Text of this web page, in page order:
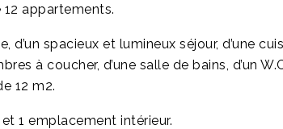
appartements.
d’un spacieux et lumineux séjour, d’une
à coucher, d’une salle de bains, d’un
12 m2.
1 emplacement intérieur.